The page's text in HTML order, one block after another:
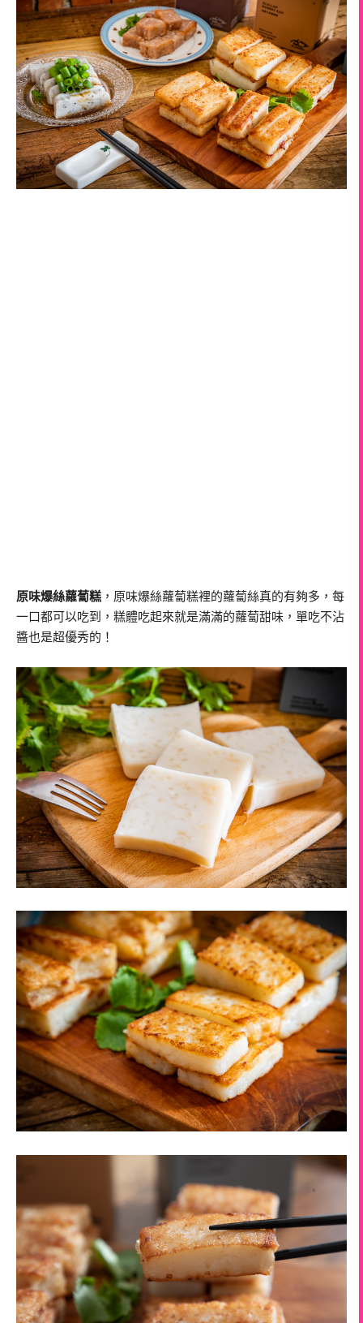
原味爆絲蘿蔔糕 ，原味爆絲蘿蔔糕裡的蘿蔔絲真的有夠多，每
一口都可以吃到，糕體吃起來就是滿滿的蘿蔔甜味，單吃不沾
醬也是超優秀的！